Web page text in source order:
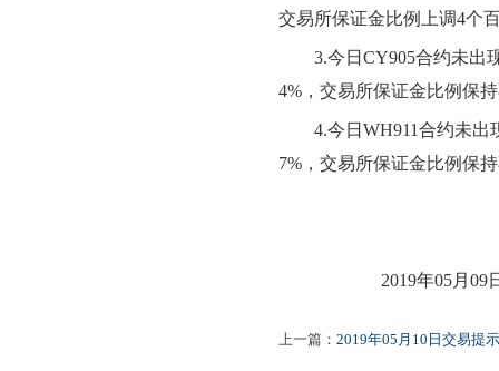
交易所保证金比例
上调4个
3.今日CY905合约未出
4%，交易所保证金比例保
4.今日 WH911合约未出
7%，交易所保证金比例保
2019年05月 09
上一篇： 2019年05月10日交易提示